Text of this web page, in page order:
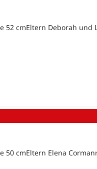
52 cmEltern Deborah und
50 cmEltern Elena